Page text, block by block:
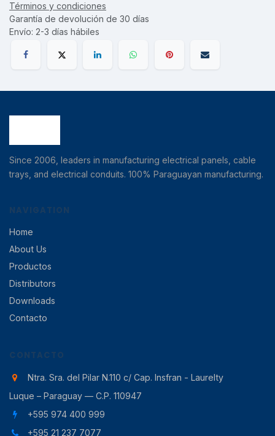
Términos y condiciones
Garantía de devolución de 30 días
Envío: 2-3 días hábiles
Since 2006, leaders in manufacturing electrical panels, cable
trays, and electrical conduits. 100% Paraguayan manufacturing.
NAVIGATION
Home
About Us
Productos
Distributors
Downloads
Contacto
CONTACTO
Ntra. Sra. del Pilar N.110 c/ Cap. Insfran - Laurelty
Luque – Paraguay — C.P. 110947
+595 974 400 999
+595 21 237 7077